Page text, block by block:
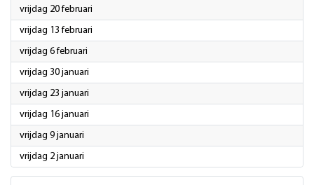
vrijdag 20 februari
vrijdag 13 februari
vrijdag 6 februari
vrijdag 30 januari
vrijdag 23 januari
vrijdag 16 januari
vrijdag 9 januari
vrijdag 2 januari